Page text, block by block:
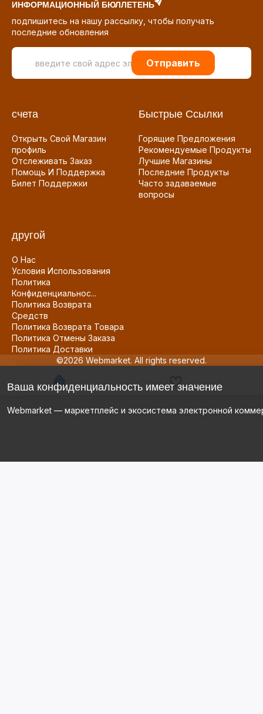
ИНФОРМАЦИОННЫЙ БЮЛЛЕТЕНЬ
подпишитесь на нашу рассылку, чтобы получать
последние обновления
Отправить
счета
Открыть Свой Магазин
профиль
Отслеживать Заказ
Помощь И Поддержка
Билет Поддержки
Быстрые Ссылки
Горящие Предложения
Рекомендуемые Продукты
Лучшие Магазины
Последние Продукты
Часто задаваемые
вопросы
другой
О Нас
Условия Использования
Политика
Конфиденциальнос...
Политика Возврата
Средств
Политика Возврата Товара
Политика Отмены Заказа
Политика Доставки
©2026 Webmarket. All rights reserved.
Ваша конфиденциальность имеет значение
Webmarket — маркетплейс и экосистема электронной